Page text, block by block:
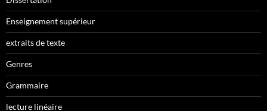
Enseignement supérieur
extraits de texte
Genres
Grammaire
lecture linéaire